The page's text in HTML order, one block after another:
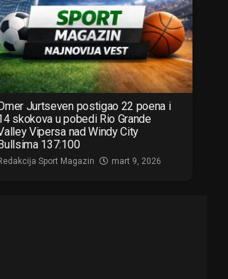
Jurtseven postigao 22 poena i
skokova u pobedi Rio Grande
Vipersa nad Windy City
137:100
Sport Magazin mart 9, 2026